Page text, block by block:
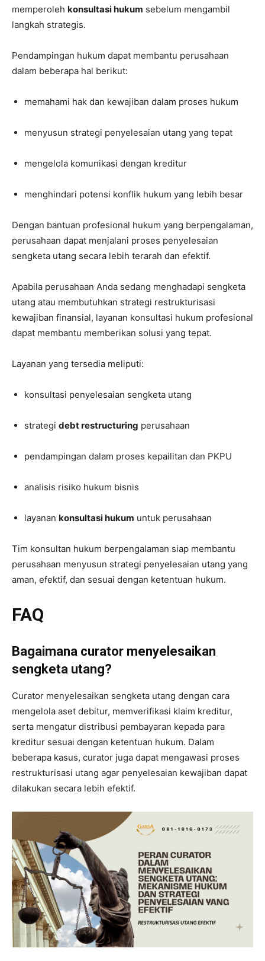
memperoleh konsultasi hukum sebelum mengambil
langkah strategis.
Pendampingan hukum dapat membantu perusahaan
dalam beberapa hal berikut:
memahami hak dan kewajiban dalam proses hukum
menyusun strategi penyelesaian utang yang tepat
mengelola komunikasi dengan kreditur
menghindari potensi konflik hukum yang lebih besar
Dengan bantuan profesional hukum yang berpengalaman,
perusahaan dapat menjalani proses penyelesaian
sengketa utang secara lebih terarah dan efektif.
Apabila perusahaan Anda sedang menghadapi sengketa
utang atau membutuhkan strategi restrukturisasi
kewajiban finansial, layanan konsultasi hukum profesional
dapat membantu memberikan solusi yang tepat.
Layanan yang tersedia meliputi:
konsultasi penyelesaian sengketa utang
strategi debt restructuring perusahaan
pendampingan dalam proses kepailitan dan PKPU
analisis risiko hukum bisnis
layanan konsultasi hukum untuk perusahaan
Tim konsultan hukum berpengalaman siap membantu
perusahaan menyusun strategi penyelesaian utang yang
aman, efektif, dan sesuai dengan ketentuan hukum.
FAQ
Bagaimana curator menyelesaikan
sengketa utang?
Curator menyelesaikan sengketa utang dengan cara
mengelola aset debitur, memverifikasi klaim kreditur,
serta mengatur distribusi pembayaran kepada para
kreditur sesuai dengan ketentuan hukum. Dalam
beberapa kasus, curator juga dapat mengawasi proses
restrukturisasi utang agar penyelesaian kewajiban dapat
dilakukan secara lebih efektif.